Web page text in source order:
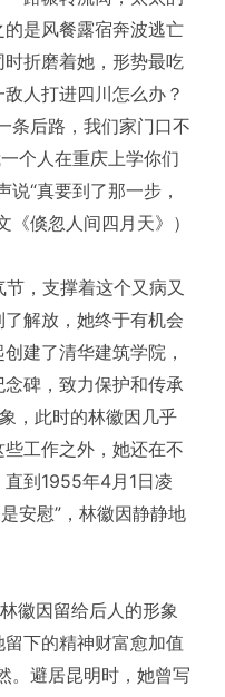
是风餐露宿奔波逃亡
折磨着她，形势最吃
人打进四川怎么办？
条后路，我们家门口不
个人在重庆上学你们
“真要到了那一步，
倏忽人间四月天》）
，支撑着这个又病又
解放，她终于有机会
建了清华建筑学院，
碑，致力保护和传承
，此时的林徽因几乎
工作之外，她还在不
到1955年4月1日凌
安慰”，林徽因静静地
因留给后人的形象
下的精神财富愈加值
。避居昆明时，她曾写